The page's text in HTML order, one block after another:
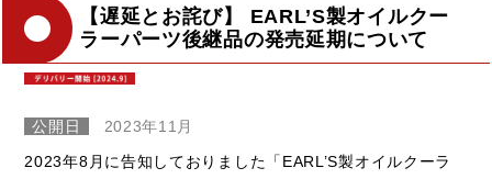
【遅延とお詫び】 EARL’S製オイルクー
ラーパーツ後継品の発売延期について
公開日
2023年11月
2023年8月に告知しておりました「EARL’S製オイルクーラ